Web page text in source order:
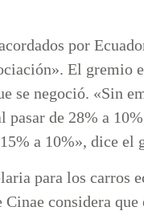
por
El gremio
se negoció. «Sin
de 28% a
a 10%», dice el
para los carros
considera